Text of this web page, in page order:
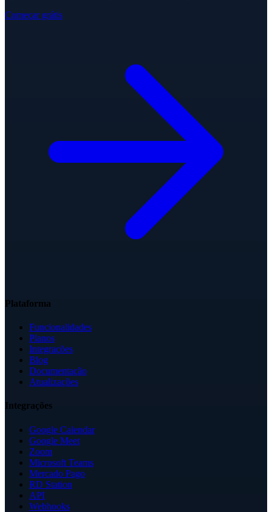
Começar grátis
Plataforma
Funcionalidades
Planos
Integrações
Blog
Documentação
Atualizações
Integrações
Google Calendar
Google Meet
Zoom
Microsoft Teams
Mercado Pago
RD Station
API
Webhooks